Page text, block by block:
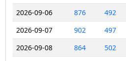
2026-09-06
876 492
2026-09-07
902 497
2026-09-08
864 502